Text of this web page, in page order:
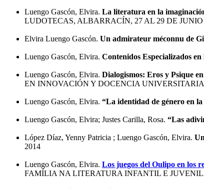
Luengo Gascón, Elvira. La literatura en la
LUDOTECAS, ALBARRACÍN, 27 AL 29 DE JUNIO
Elvira Luengo Gascón. Un admirateur méconnu de
Luengo Gascón, Elvira. Contenidos Especializados
Luengo Gascón, Elvira. Dialogismos: Eros y Psique
EN INNOVACIÓN Y DOCENCIA
Luengo Gascón, Elvira. “La identidad de género en
Luengo Gascón, Elvira; Justes Carilla, Rosa. “Las
López Díaz, Yenny Patricia ; Luengo Gascón, Elvira.
2014
Luengo Gascón, Elvira. Los juegos del Oulipo en los
FAMÍLIA NA LITERATURA INFANTIL E